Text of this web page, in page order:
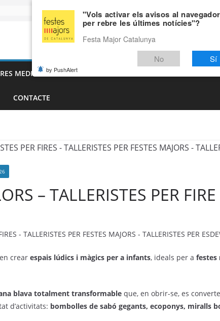
MEDIEVALS – AGENDA DE FIRES MEDIEVALS 2026
CONTACTE
– TALLERISTES PER FIRE
crear espais lúdics i màgics per a infants, ideals per a festes
blava totalment transformable que, en obrir-se, es
d’activitats: bombolles de sabó gegants, ecoponys, miralls
"Vols activar els avisos al navegador
per rebre les últimes notícies"?
Festa Major Catalunya
No Sí
by PushAlert